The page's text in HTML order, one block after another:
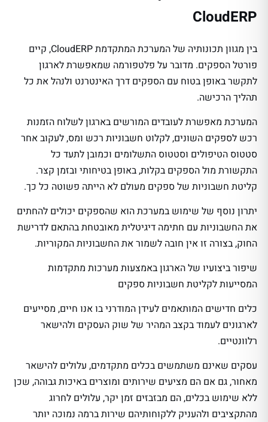
CloudERP
בין מגוון תכונותיה של המערכת המתקדמת CloudERP, קיים
פורטל הספקים. מדובר על פלטפורמה שמאפשרת לארגון
לתקשר באופן בטוח עם הספקים דרך האינטרנט ולנהל את כל
תהליך הרכישה.
המערכת מאפשרת לעובדים המורשים בארגון לשלוח הזמנות
רכש לספקים השונים, לקלוט חשבוניות רכש ומס, לעקוב אחר
סטטוס הטיפולים וסטטוס התשלומים וכמובן לתעד כל
התקשורת מול הספקים בקלות, באופן בטיחותי ובזמן קצר.
קליטת חשבוניות של ספקים מעולם לא הייתה פשוטה כל כך.
יתרון נוסף של שימוש במערכת הוא שהספקים יכולים להחתים
את החשבוניות עם חתימה דיגיטלית מאובטחת בהתאם לדרישת
החוק, בצורה זו אין חובה לשמור את החשבוניות המקוריות.
שיפור ביצועיו של הארגון באמצעות מערכות מתקדמות
המסייעות לקליטת חשבוניות ספקים
כלים חדישים המותאמים לעידן המודרני בו אנו חיים, מסייעים
לארגונים לעמוד בקצב המהיר של שוק העסקים ולהישאר
רלוונטיים.
עסקים שאינם משתמשים בכלים מתקדמים, עלולים להישאר
מאחור, גם אם הם מציעים שירותים ומוצרים באיכות גבוהה, שכן
ללא שימוש בכלים, הם מבזבזים זמן יקר, עלולים לחרוג
מהתקציבים ולהעניק ללקוחותיהם שירות ברמה נמוכה יותר